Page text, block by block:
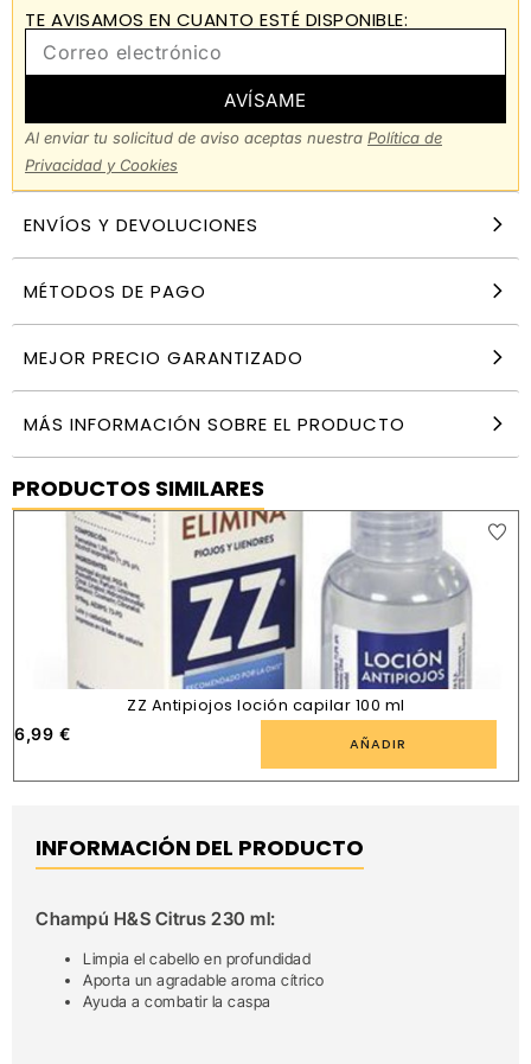
TE AVISAMOS EN CUANTO ESTÉ DISPONIBLE:
AVÍSAME
Al enviar tu solicitud de aviso aceptas nuestra Política de
Privacidad y Cookies
ENVÍOS Y DEVOLUCIONES
MÉTODOS DE PAGO
MEJOR PRECIO GARANTIZADO
MÁS INFORMACIÓN SOBRE EL PRODUCTO
PRODUCTOS SIMILARES
ZZ Antipiojos loción capilar 100 ml
6,99 € AÑADIR
INFORMACIÓN DEL PRODUCTO
Champú H&S Citrus 230 ml:
Limpia el cabello en profundidad
Aporta un agradable aroma cítrico
Ayuda a combatir la caspa